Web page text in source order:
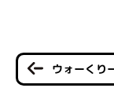
ウォーくり